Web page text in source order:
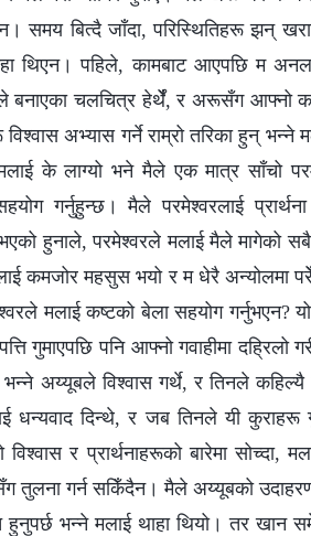
समय बित्दै जाँदा, परिस्थितिहरू झन्
थिएन। पहिले, कामबाट आएपछि म
चलचित्र हेर्थेँ, र अरूसँग आफ्‍नो
विश्‍वास अभ्यास गर्ने राम्रो तरिका हुन्
के लाग्यो भने मैले एक मात्र साँचो
गर्नुहुन्छ। मैले परमेश्‍वरलाई
हुनाले, परमेश्‍वरले मलाई मैले मागेको
कमजोर महसुस भयो र म धेरै अन्योलमा
मलाई कष्टको बेला सहयोग गर्नुभएन?
गुमाएपछि पनि आफ्‍नो गवाहीमा
अय्यूबले विश्‍वास गर्थे, र तिनले कहिल्यै
धन्यवाद दिन्थे, र जब तिनले यी
र प्रार्थनाहरूको बारेमा सोच्दा,
तुलना गर्न सकिँदैन। मैले अय्यूबको
हुनुपर्छ भन्‍ने मलाई थाहा थियो। तर खान